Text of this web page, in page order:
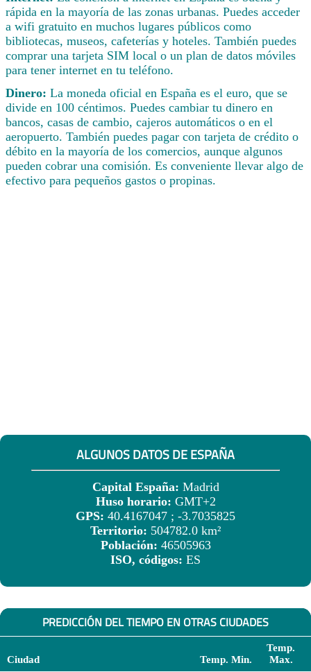
rápida en la mayoría de las zonas urbanas. Puedes acceder
a wifi gratuito en muchos lugares públicos como
bibliotecas, museos, cafeterías y hoteles. También puedes
comprar una tarjeta SIM local o un plan de datos móviles
para tener internet en tu teléfono.
Dinero: La moneda oficial en España es el euro, que se
divide en 100 céntimos. Puedes cambiar tu dinero en
bancos, casas de cambio, cajeros automáticos o en el
aeropuerto. También puedes pagar con tarjeta de crédito o
débito en la mayoría de los comercios, aunque algunos
pueden cobrar una comisión. Es conveniente llevar algo de
efectivo para pequeños gastos o propinas.
ALGUNOS DATOS DE ESPAÑA
Capital España: Madrid
Huso horario: GMT+2
GPS: 40.4167047 ; -3.7035825
Territorio: 504782.0 km²
Población: 46505963
ISO, códigos: ES
PREDICCIÓN DEL TIEMPO EN OTRAS CIUDADES
Ciudad Temp. Min.
Temp.
Max.